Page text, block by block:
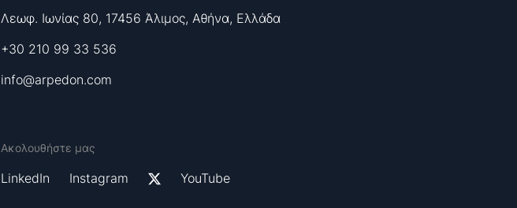
Λεωφ. Ιωνίας 80, 17456 Άλιμος, Αθήνα, Ελλάδα
+30 210 99 33 536
info@arpedon.com
Ακολουθήστε μας
LinkedIn Instagram YouTube